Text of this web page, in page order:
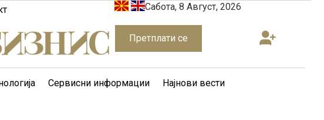
Сабота, 8 Август, 2026
Претплати се
Сервисни информации Најнови вести